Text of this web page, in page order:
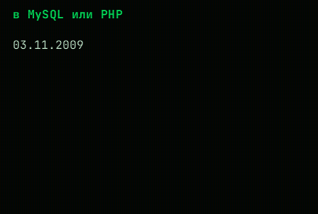
в MySQL или PHP
03.11.2009